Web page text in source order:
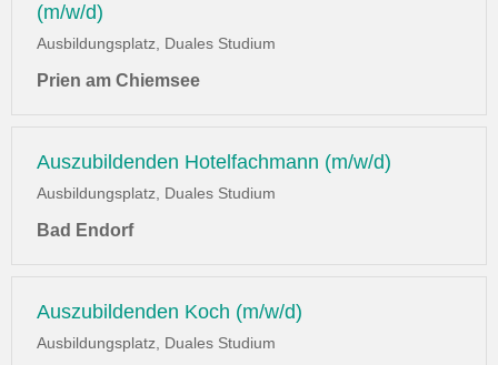
(m/w/d)
Ausbildungsplatz, Duales Studium
Prien am Chiemsee
Auszubildenden Hotelfachmann (m/w/d)
Ausbildungsplatz, Duales Studium
Bad Endorf
Auszubildenden Koch (m/w/d)
Ausbildungsplatz, Duales Studium